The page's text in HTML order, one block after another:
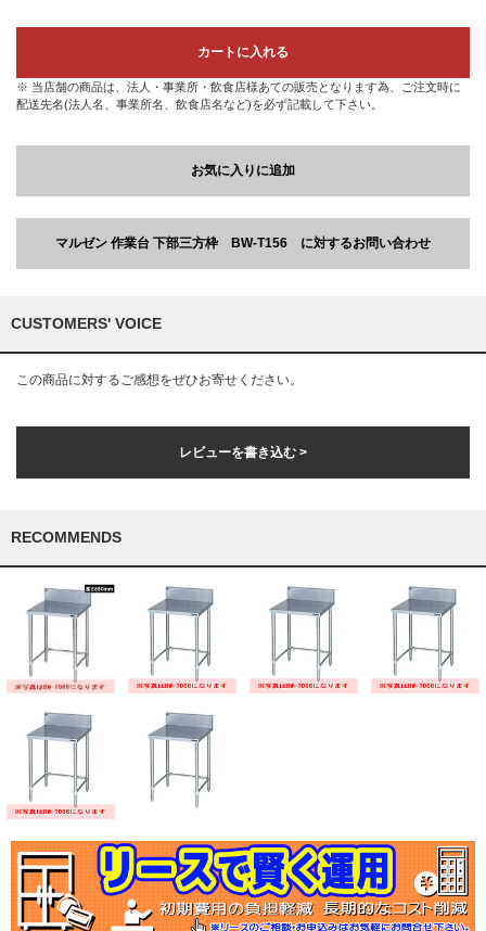
カートに入れる
※ 当店舗の商品は、法人・事業所・飲食店様あての販売となります為、ご注文時に
配送先名(法人名、事業所名、飲食店名など)を必ず記載して下さい。
お気に入りに追加
マルゼン 作業台 下部三方枠 BW-T156 に対するお問い合わせ
CUSTOMERS' VOICE
この商品に対するご感想をぜひお寄せください。
レビューを書き込む >
RECOMMENDS